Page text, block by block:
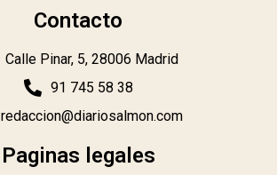
Contacto
Calle Pinar, 5, 28006 Madrid
91 745 58 38
redaccion@diariosalmon.com
Paginas legales